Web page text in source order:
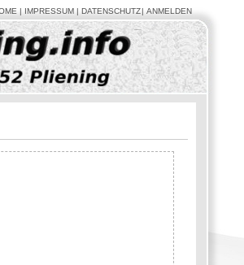
IMPRESSUM DATENSCHUTZ ANMELDEN